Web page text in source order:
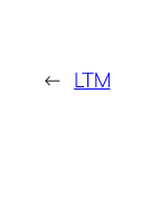
← LTM